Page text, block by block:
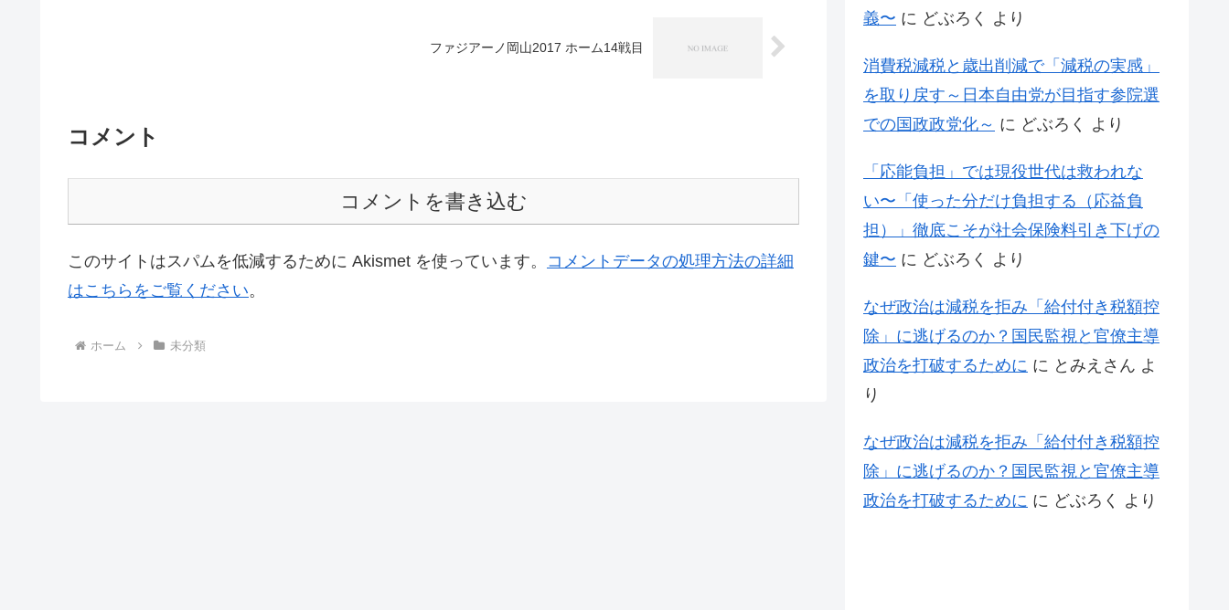
ファジアーノ岡山2017 ホーム14戦目
コメント
コメントを書き込む
このサイトはスパムを低減するために Akismet を使っています。 コメントデータの処理方法の詳細
はこちらをご覧ください。
ホーム 未分類
義〜 に どぶろく より
消費税減税と歳出削減で「減税の実感」
を取り戻す～日本自由党が目指す参院選
での国政政党化～ に どぶろく より
「応能負担」では現役世代は救われな
い〜「使った分だけ負担する（応益負
担）」徹底こそが社会保険料引き下げの
鍵〜 に どぶろく より
なぜ政治は減税を拒み「給付付き税額控
除」に逃げるのか？国民監視と官僚主導
政治を打破するために に とみえさん よ
り
なぜ政治は減税を拒み「給付付き税額控
除」に逃げるのか？国民監視と官僚主導
政治を打破するために に どぶろく より